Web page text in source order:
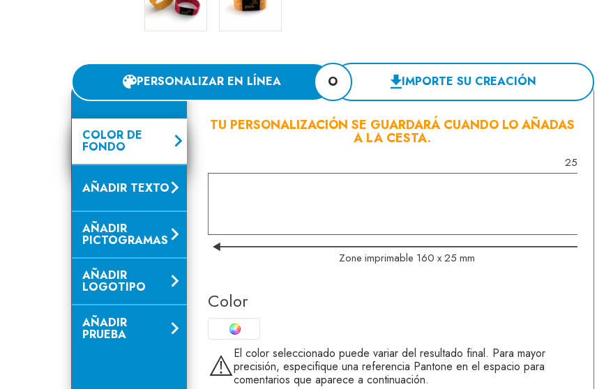
PERSONALIZAR EN LÍNEA O IMPORTE SU CREACIÓN
COLOR DE
FONDO
AÑADIR TEXTO
AÑADIR
PICTOGRAMAS
AÑADIR
LOGOTIPO
AÑADIR
PRUEBA
TU PERSONALIZACIÓN SE GUARDARÁ CUANDO LO AÑADAS
A LA CESTA.
Zone imprimable 160 x 25 mm
25 mm
Color
⚠️El color seleccionado puede variar del resultado final. Para mayor
precisión, especifique una referencia Pantone en el espacio para
comentarios que aparece a continuación.